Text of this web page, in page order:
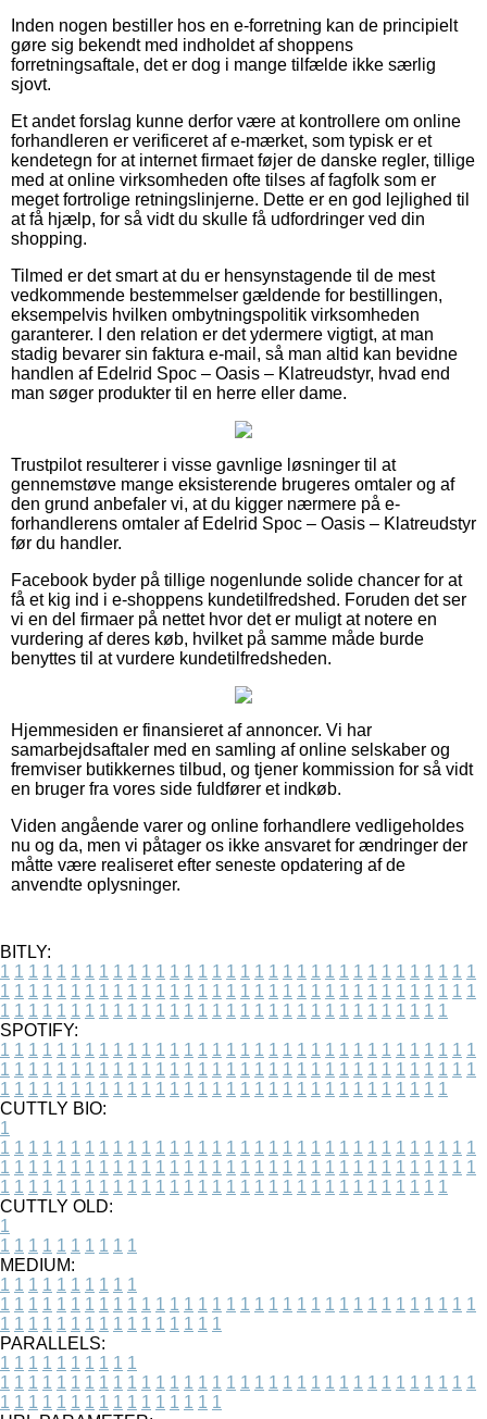
Inden nogen bestiller hos en e-forretning kan de principielt
gøre sig bekendt med indholdet af shoppens
forretningsaftale, det er dog i mange tilfælde ikke særlig
sjovt.
Et andet forslag kunne derfor være at kontrollere om online
forhandleren er verificeret af e-mærket, som typisk er et
kendetegn for at internet firmaet føjer de danske regler, tillige
med at online virksomheden ofte tilses af fagfolk som er
meget fortrolige retningslinjerne. Dette er en god lejlighed til
at få hjælp, for så vidt du skulle få udfordringer ved din
shopping.
Tilmed er det smart at du er hensynstagende til de mest
vedkommende bestemmelser gældende for bestillingen,
eksempelvis hvilken ombytningspolitik virksomheden
garanterer. I den relation er det ydermere vigtigt, at man
stadig bevarer sin faktura e-mail, så man altid kan bevidne
handlen af Edelrid Spoc – Oasis – Klatreudstyr, hvad end
man søger produkter til en herre eller dame.
Trustpilot resulterer i visse gavnlige løsninger til at
gennemstøve mange eksisterende brugeres omtaler og af
den grund anbefaler vi, at du kigger nærmere på e-
forhandlerens omtaler af Edelrid Spoc – Oasis – Klatreudstyr
før du handler.
Facebook byder på tillige nogenlunde solide chancer for at
få et kig ind i e-shoppens kundetilfredshed. Foruden det ser
vi en del firmaer på nettet hvor det er muligt at notere en
vurdering af deres køb, hvilket på samme måde burde
benyttes til at vurdere kundetilfredsheden.
Hjemmesiden er finansieret af annoncer. Vi har
samarbejdsaftaler med en samling af online selskaber og
fremviser butikkernes tilbud, og tjener kommission for så vidt
en bruger fra vores side fuldfører et indkøb.
Viden angående varer og online forhandlere vedligeholdes
nu og da, men vi påtager os ikke ansvaret for ændringer der
måtte være realiseret efter seneste opdatering af de
anvendte oplysninger.
BITLY:
1 1 1 1 1 1 1 1 1 1 1 1 1 1 1 1 1 1 1 1 1 1 1 1 1 1 1 1 1 1 1 1 1 1
1 1 1 1 1 1 1 1 1 1 1 1 1 1 1 1 1 1 1 1 1 1 1 1 1 1 1 1 1 1 1 1 1 1
1 1 1 1 1 1 1 1 1 1 1 1 1 1 1 1 1 1 1 1 1 1 1 1 1 1 1 1 1 1 1 1
SPOTIFY:
1 1 1 1 1 1 1 1 1 1 1 1 1 1 1 1 1 1 1 1 1 1 1 1 1 1 1 1 1 1 1 1 1 1
1 1 1 1 1 1 1 1 1 1 1 1 1 1 1 1 1 1 1 1 1 1 1 1 1 1 1 1 1 1 1 1 1 1
1 1 1 1 1 1 1 1 1 1 1 1 1 1 1 1 1 1 1 1 1 1 1 1 1 1 1 1 1 1 1 1
CUTTLY BIO:
1
1 1 1 1 1 1 1 1 1 1 1 1 1 1 1 1 1 1 1 1 1 1 1 1 1 1 1 1 1 1 1 1 1 1
1 1 1 1 1 1 1 1 1 1 1 1 1 1 1 1 1 1 1 1 1 1 1 1 1 1 1 1 1 1 1 1 1 1
1 1 1 1 1 1 1 1 1 1 1 1 1 1 1 1 1 1 1 1 1 1 1 1 1 1 1 1 1 1 1 1
CUTTLY OLD:
1
1 1 1 1 1 1 1 1 1 1
MEDIUM:
1 1 1 1 1 1 1 1 1 1
1 1 1 1 1 1 1 1 1 1 1 1 1 1 1 1 1 1 1 1 1 1 1 1 1 1 1 1 1 1 1 1 1 1
1 1 1 1 1 1 1 1 1 1 1 1 1 1 1 1
PARALLELS:
1 1 1 1 1 1 1 1 1 1
1 1 1 1 1 1 1 1 1 1 1 1 1 1 1 1 1 1 1 1 1 1 1 1 1 1 1 1 1 1 1 1 1 1
1 1 1 1 1 1 1 1 1 1 1 1 1 1 1 1